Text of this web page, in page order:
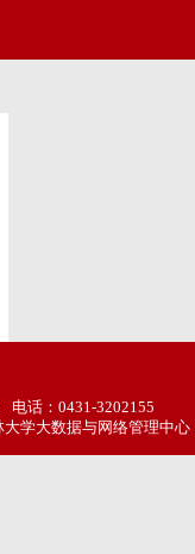
话：0431-3202155
学大数据与网络管理中心